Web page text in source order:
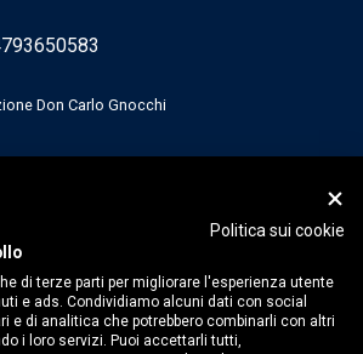
Don Carlo Gnocchi
Politica sui cookie
di terze parti per migliorare l'esperienza utente
e ads. Condividiamo alcuni dati con social
e di analitica che potrebbero combinarli con altri
i loro servizi. Puoi accettarli tutti,